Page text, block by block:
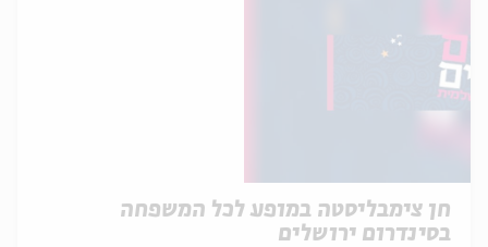
חן צימבליסטה במופע לכל המשפחה
בסינדרום ירושלים